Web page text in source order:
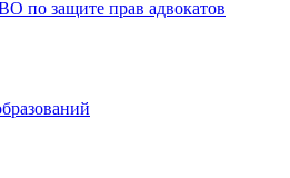
по защите прав адвокатов